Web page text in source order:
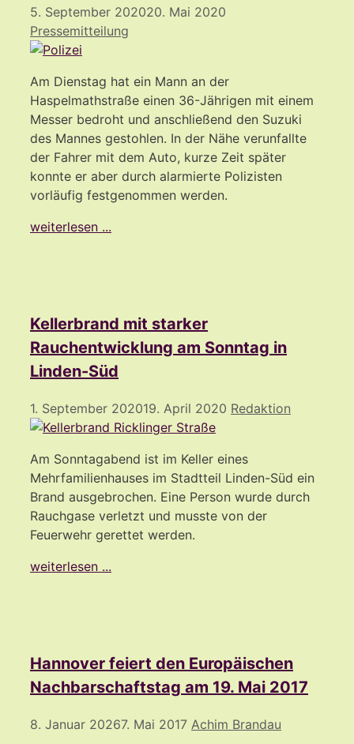
5. September 202020. Mai 2020
Pressemitteilung
Am Dienstag hat ein Mann an der
Haspelmathstraße einen 36-Jährigen mit einem
Messer bedroht und anschließend den Suzuki
des Mannes gestohlen. In der Nähe verunfallte
der Fahrer mit dem Auto, kurze Zeit später
konnte er aber durch alarmierte Polizisten
vorläufig festgenommen werden.
weiterlesen ...
Kellerbrand mit starker
Rauchentwicklung am Sonntag in
Linden-Süd
1. September 202019. April 2020 Redaktion
Am Sonntagabend ist im Keller eines
Mehrfamilienhauses im Stadtteil Linden-Süd ein
Brand ausgebrochen. Eine Person wurde durch
Rauchgase verletzt und musste von der
Feuerwehr gerettet werden.
weiterlesen ...
Hannover feiert den Europäischen
Nachbarschaftstag am 19. Mai 2017
8. Januar 20267. Mai 2017 Achim Brandau